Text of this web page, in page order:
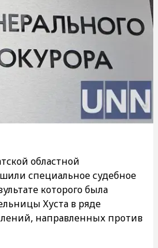
областной
специальное судебное
которого была
Хуста в ряде
направленных против